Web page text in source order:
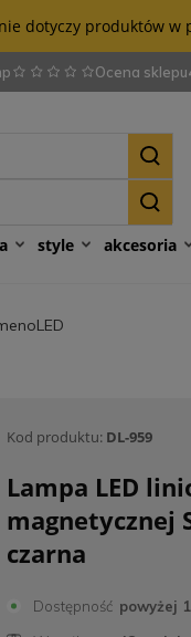
dotyczy produktów
Ocena sklepu
style akcesoria
Kod produktu: DL-959
Lampa LED
magnetycznej
czarna
Dostępność powyżej